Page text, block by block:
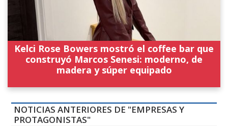
Kelci Rose Bowers mostró el coffee bar que
construyó Marcos Senesi: moderno, de
madera y súper equipado
NOTICIAS ANTERIORES DE "EMPRESAS Y
PROTAGONISTAS"